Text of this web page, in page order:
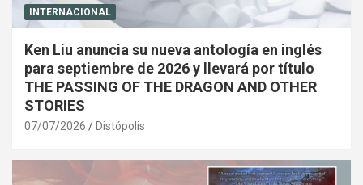
INTERNACIONAL
Ken Liu anuncia su nueva antología en inglés
para septiembre de 2026 y llevará por título
THE PASSING OF THE DRAGON AND OTHER
STORIES
07/07/2026 Distópolis